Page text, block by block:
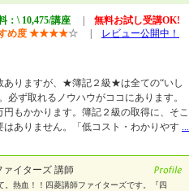
：\ 10,475/講座
無料お試し受講OK!
め度 ★★★★☆ レビュー公開中！
ありますが、★簿記２級★は全ての“いし
必ず取れるノウハウがココにあります。
もかかります。簿記２級の取得に、そこ
はありません。「低コスト・わかりやす ...
イターズ 講師
。熱血！！四菱講師ファイターズです。『四